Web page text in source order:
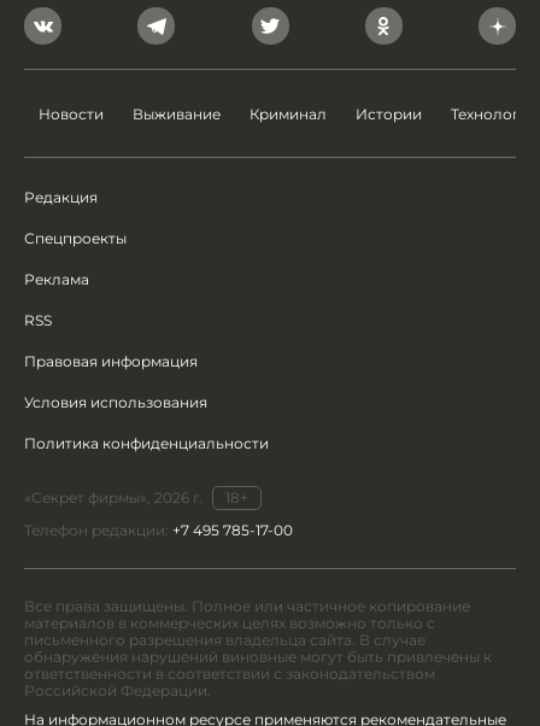
Новости Выживание Криминал Истории Технологии
Редакция
Спецпроекты
Реклама
RSS
Правовая информация
Условия использования
Политика конфиденциальности
«Секрет фирмы», 2026 г.
18+
Телефон редакции: +7 495 785-17-00
Все права защищены. Полное или частичное копирование
материалов в коммерческих целях возможно только с
письменного разрешения владельца сайта. В случае
обнаружения нарушений виновные могут быть привлечены к
ответственности в соответствии с законодательством
Российской Федерации.
На информационном ресурсе применяются рекомендательные